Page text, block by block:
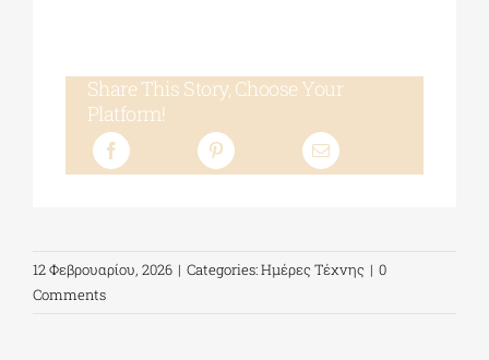
Share This Story, Choose Your
Platform!
12 Φεβρουαρίου, 2026 | Categories:Ημέρες Τέχνης | 0
Comments